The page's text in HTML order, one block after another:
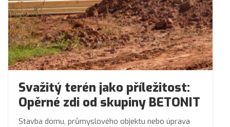
Svažitý terén jako příležitost:
Opěrné zdi od skupiny BETONIT
Stavba domu, průmyslového objektu nebo úprava